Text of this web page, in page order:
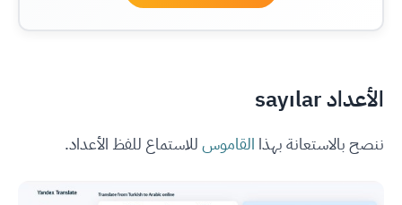
الأعداد sayılar
ننصح بالاستعانة بهذا القاموسللاستماع للفظ الأعداد.